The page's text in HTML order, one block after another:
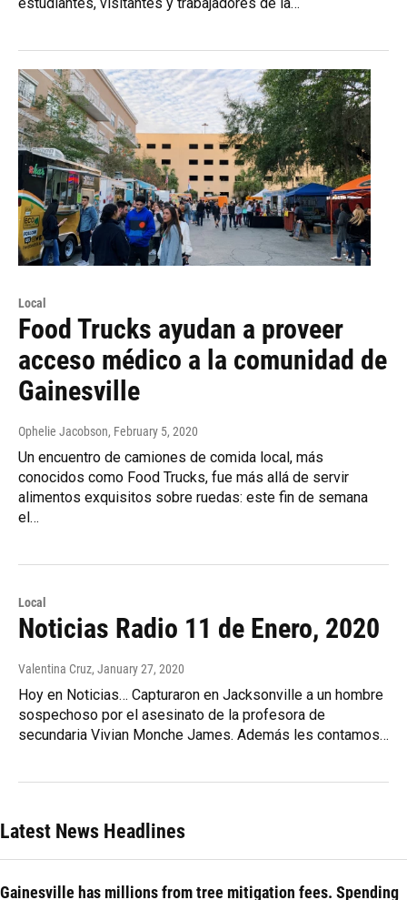
Local
Food Trucks ayudan a proveer
acceso médico a la comunidad de
Gainesville
Ophelie Jacobson, February 5, 2020
Un encuentro de camiones de comida local, más
conocidos como Food Trucks, fue más allá de servir
alimentos exquisitos sobre ruedas: este fin de semana
el…
Local
Noticias Radio 11 de Enero, 2020
Valentina Cruz, January 27, 2020
Hoy en Noticias… Capturaron en Jacksonville a un hombre
sospechoso por el asesinato de la profesora de
secundaria Vivian Monche James. Además les contamos…
Latest News Headlines
Gainesville has millions from tree mitigation fees. Spending